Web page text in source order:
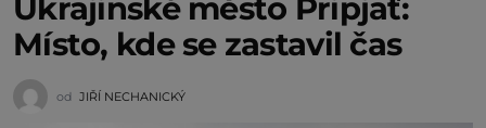
Ukrajinské město Pripjať:
Místo, kde se zastavil čas
od JIŘÍ NECHANICKÝ